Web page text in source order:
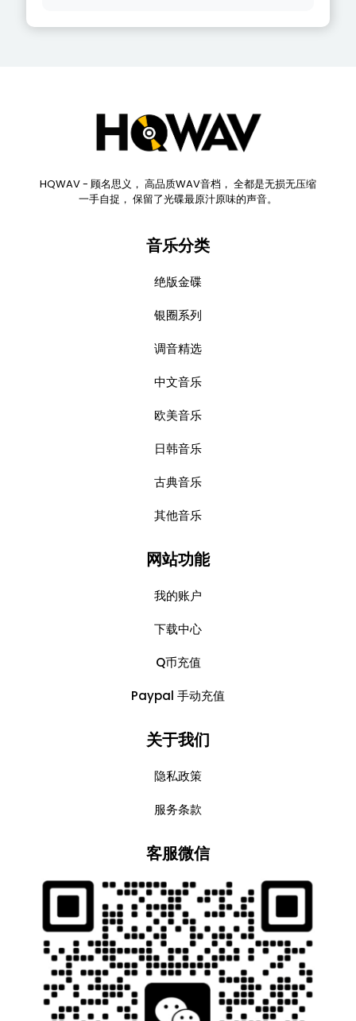
HQWAV - 顾名思义， 高品质WAV音档， 全都是无损无压缩
一手自捉， 保留了光碟最原汁原味的声音。
音乐分类
绝版金碟
银圈系列
调音精选
中文音乐
欧美音乐
日韩音乐
古典音乐
其他音乐
网站功能
我的账户
下载中心
Q币充值
Paypal 手动充值
关于我们
隐私政策
服务条款
客服微信